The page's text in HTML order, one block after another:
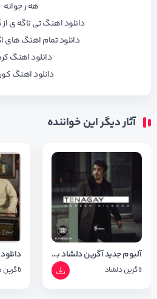
هه ر جوانه
دانلود اهنگ تی ناگه ی از
دانلود تمام اهنگ های
دانلود اهنگ
دانلود اهنگ
آثار دیگر این خواننده
آلبوم جدید آگرین دلشاد بنام تی ناگی( تی ناگه ی ) با کیفیت ۳۲۰
ئاگرین دلشاد